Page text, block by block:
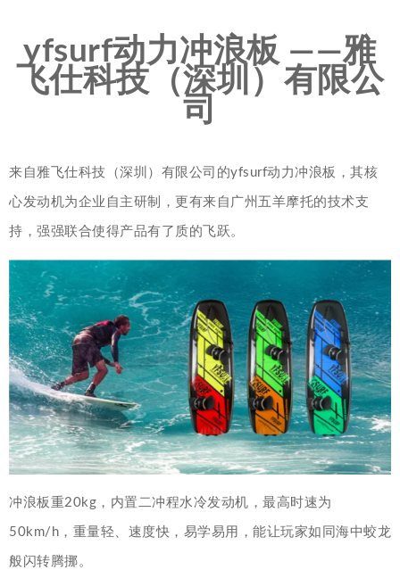
yfsurf动力冲浪板 ——雅
飞仕科技（深圳）有限公
司
来自雅飞仕科技（深圳）有限公司的yfsurf动力冲浪板，其核
心发动机为企业自主研制，更有来自广州五羊摩托的技术支
持，强强联合使得产品有了质的飞跃。
冲浪板重20kg，内置二冲程水冷发动机，最高时速为
50km/h，重量轻、速度快，易学易用，能让玩家如同海中蛟龙
般闪转腾挪。